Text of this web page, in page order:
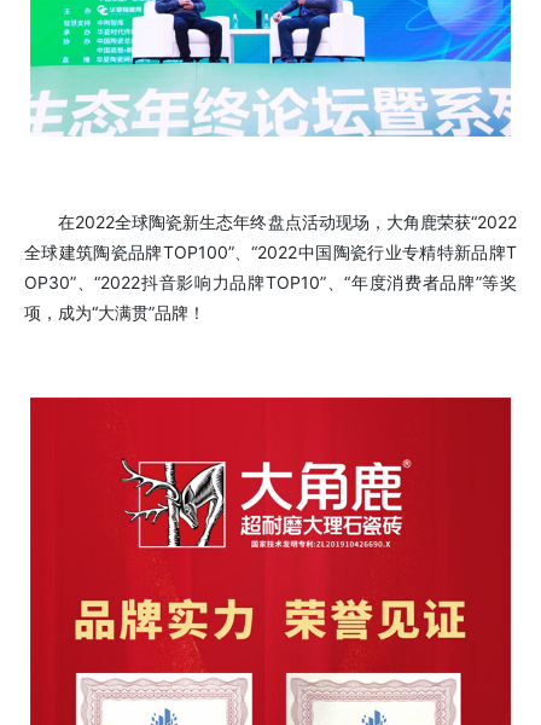
在2022全球陶瓷新生态年终盘点活动现场，大角鹿荣获“2022
全球建筑陶瓷品牌TOP100”、“2022中国陶瓷行业专精特新品牌T
OP30”、“2022抖音影响力品牌TOP10”、“年度消费者品牌”等奖
项，成为“大满贯”品牌！